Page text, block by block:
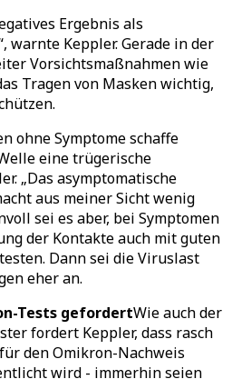
Ergebnis als
warnte Keppler. Gerade in der
Vorsichtsmaßnahmen wie
Tragen von Masken wichtig,
ohne Symptome schaffe
eine trügerische
„Das asymptomatische
aus meiner Sicht wenig
sei es aber, bei Symptomen
der Kontakte auch mit guten
Dann sei die Viruslast
eher an.
Tests gefordertWie auch der
fordert Keppler, dass rasch
den Omikron-Nachweis
wird - immerhin seien